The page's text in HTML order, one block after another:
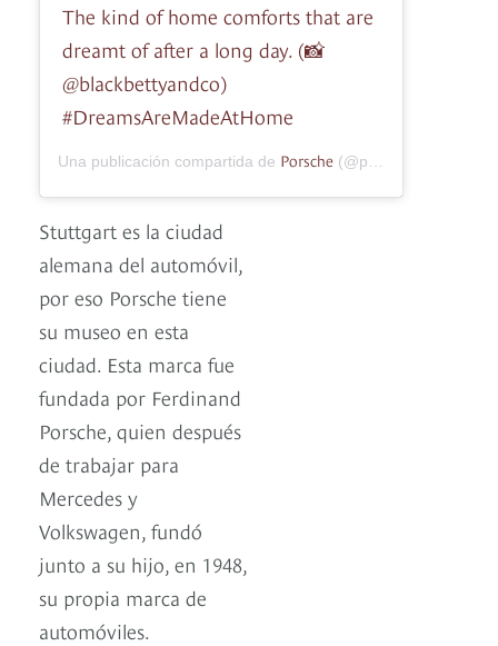
The kind of home comforts that are
dreamt of after a long day. (📸
@blackbettyandco)
#DreamsAreMadeAtHome
Una publicación compartida de Porsche (@porsche) el
Stuttgart es la ciudad
alemana del automóvil,
por eso Porsche tiene
su museo en esta
ciudad. Esta marca fue
fundada por Ferdinand
Porsche, quien después
de trabajar para
Mercedes y
Volkswagen, fundó
junto a su hijo, en 1948,
su propia marca de
automóviles.